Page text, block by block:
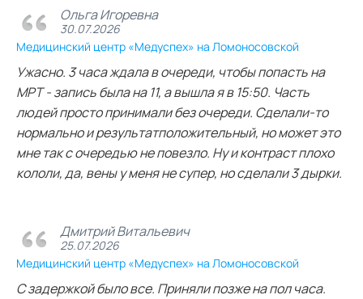
Ольга Игоревна
30.07.2026
Медицинский центр «Медуспех» на Ломоносовской
Ужасно. 3 часа ждала в очереди, чтобы попасть на
МРТ - запись была на 11, а вышла я в 15:50. Часть
людей просто принимали без очереди. Сделали-то
нормально и результатположительный, но может это
мне так с очередью не повезло. Ну и контраст плохо
кололи, да, вены у меня не супер, но сделали 3 дырки.
Дмитрий Витальевич
25.07.2026
Медицинский центр «Медуспех» на Ломоносовской
С задержкой было все. Приняли позже на пол часа.